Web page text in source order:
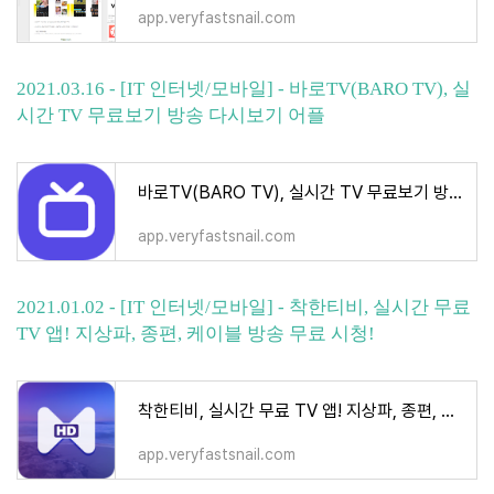
app.veryfastsnail.com
2021.03.16 - [IT 인터넷/모바일] - 바로TV(BARO TV), 실
시간 TV 무료보기 방송 다시보기 어플
바로TV(BARO TV), 실시간 TV 무료보기 방송 다시보기 어플
app.veryfastsnail.com
2021.01.02 - [IT 인터넷/모바일] - 착한티비, 실시간 무료
TV 앱! 지상파, 종편, 케이블 방송 무료 시청!
착한티비, 실시간 무료 TV 앱! 지상파, 종편, 케이블 방송 무료 시청!
app.veryfastsnail.com